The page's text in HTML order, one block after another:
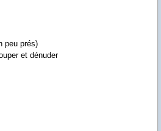
peu prés)
et dénuder